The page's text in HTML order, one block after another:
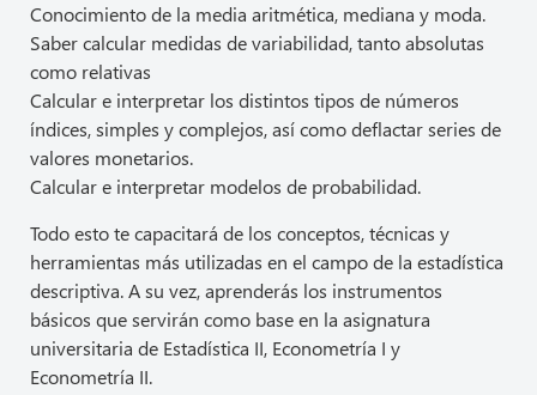
Conocimiento de la media aritmética, mediana y moda.
Saber calcular medidas de variabilidad, tanto absolutas
como relativas
Calcular e interpretar los distintos tipos de números
índices, simples y complejos, así como deflactar series de
valores monetarios.
Calcular e interpretar modelos de probabilidad.
Todo esto te capacitará de los conceptos, técnicas y
herramientas más utilizadas en el campo de la estadística
descriptiva. A su vez, aprenderás los instrumentos
básicos que servirán como base en la asignatura
universitaria de Estadística II, Econometría I y
Econometría II.